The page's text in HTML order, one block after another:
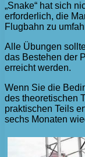
„Snake“ hat sich
erforderlich, die
Flugbahn zu
Alle Übungen
das Bestehen der
erreicht werden.
Wenn Sie die
des theoretischen
praktischen Teils
sechs Monaten